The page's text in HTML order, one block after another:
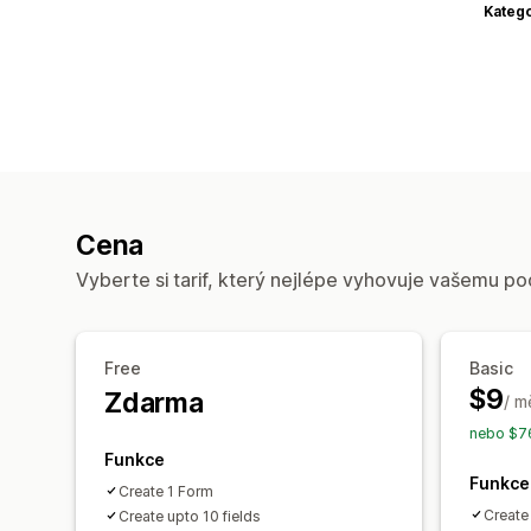
Cena
Vyberte si tarif, který nejlépe vyhovuje vašemu
Free
Zdarma
Funkce
Create 1 Form
Create upto 10 fields
Basic
$9/
nebo
Funkce